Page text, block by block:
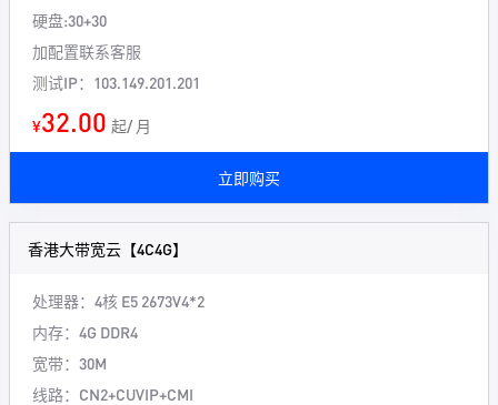
硬盘:30+30
加配置联系客服
测试IP：103.149.201.201
¥32.00 起/ 月
立即购买
香港大带宽云【4C4G】
处理器：4核 E5 2673V4*2
内存：4G DDR4
宽带：30M
线路：CN2+CUVIP+CMI